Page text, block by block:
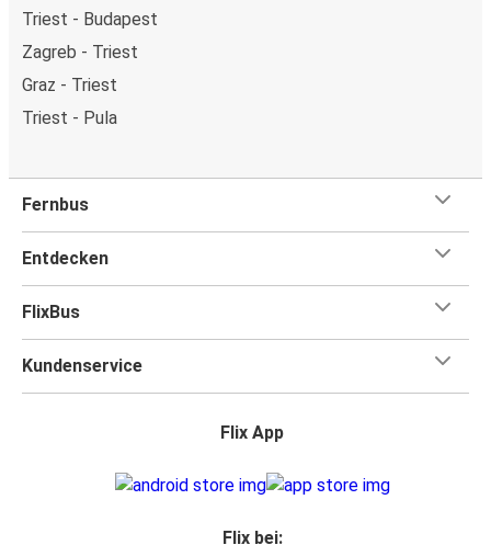
Triest - Budapest
Zagreb - Triest
Graz - Triest
Triest - Pula
Fernbus
Entdecken
FlixBus
Kundenservice
Flix App
Flix bei: